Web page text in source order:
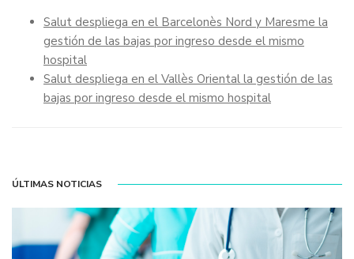
Salut despliega en el Barcelonès Nord y Maresme la
gestión de las bajas por ingreso desde el mismo
hospital
Salut despliega en el Vallès Oriental la gestión de las
bajas por ingreso desde el mismo hospital
ÚLTIMAS NOTICIAS